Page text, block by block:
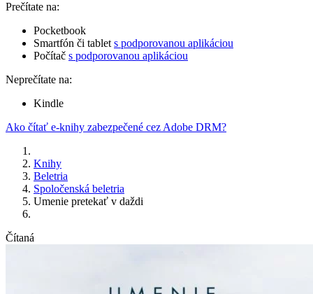
Prečítate na:
Pocketbook
Smartfón či tablet s podporovanou aplikáciou
Počítač s podporovanou aplikáciou
Neprečítate na:
Kindle
Ako čítať e-knihy zabezpečené cez Adobe DRM?
Knihy
Beletria
Spoločenská beletria
Umenie pretekať v daždi
Čítaná